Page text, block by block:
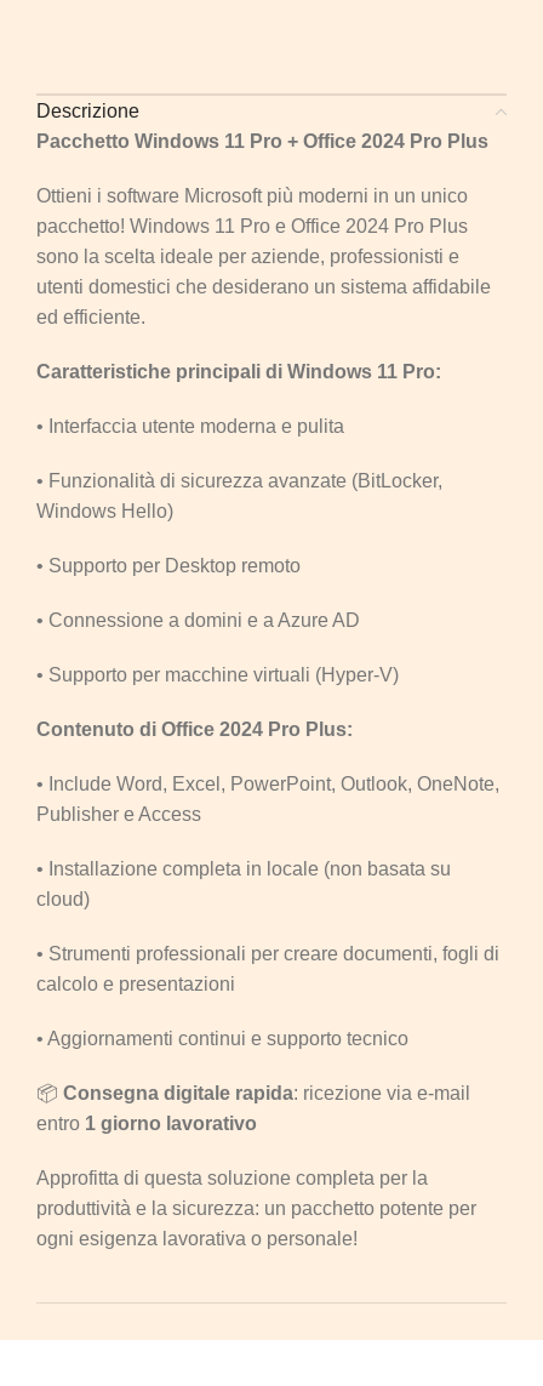
Descrizione
Pacchetto Windows 11 Pro + Office 2024 Pro Plus
Ottieni i software Microsoft più moderni in un unico
pacchetto! Windows 11 Pro e Office 2024 Pro Plus
sono la scelta ideale per aziende, professionisti e
utenti domestici che desiderano un sistema affidabile
ed efficiente.
Caratteristiche principali di Windows 11 Pro:
• Interfaccia utente moderna e pulita
• Funzionalità di sicurezza avanzate (BitLocker,
Windows Hello)
• Supporto per Desktop remoto
• Connessione a domini e a Azure AD
• Supporto per macchine virtuali (Hyper-V)
Contenuto di Office 2024 Pro Plus:
• Include Word, Excel, PowerPoint, Outlook, OneNote,
Publisher e Access
• Installazione completa in locale (non basata su
cloud)
• Strumenti professionali per creare documenti, fogli di
calcolo e presentazioni
• Aggiornamenti continui e supporto tecnico
📦 Consegna digitale rapida: ricezione via e-mail
entro 1 giorno lavorativo
Approfitta di questa soluzione completa per la
produttività e la sicurezza: un pacchetto potente per
ogni esigenza lavorativa o personale!